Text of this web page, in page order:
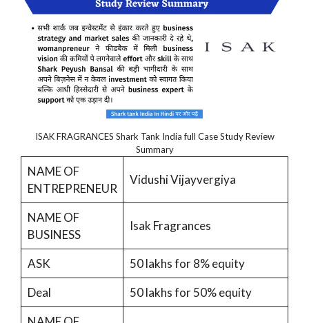
ISAK FRAGRANCES Shark Tank India full Case Study Review
Summary
NAME OF
ENTREPRENEUR
Vidushi Vijayvergiya
NAME OF
BUSINESS
Isak Fragrances
ASK
50 lakhs for 8% equity
Deal
50 lakhs for 50% equity